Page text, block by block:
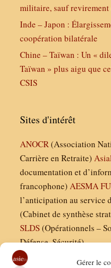
Gérer le
militaire, sauf
Inde – Japon :
coopération bilatérale
Chine – Taïwan : Un «
Taïwan » plus aigu que
CSIS
Sites d'intérêt
ANOCR(Association
Carrière en Retraite)
documentation et
francophone) AESMA
l’anticipation au service
(Cabinet de synthèse
SLDS(Opérationnels –
Défense, Sécurité)